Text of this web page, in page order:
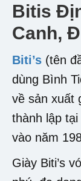
Bitis
Canh,
Biti’s (tên
dùng Bình
về sản xuất
thành lập
vào năm
Giày Biti’s